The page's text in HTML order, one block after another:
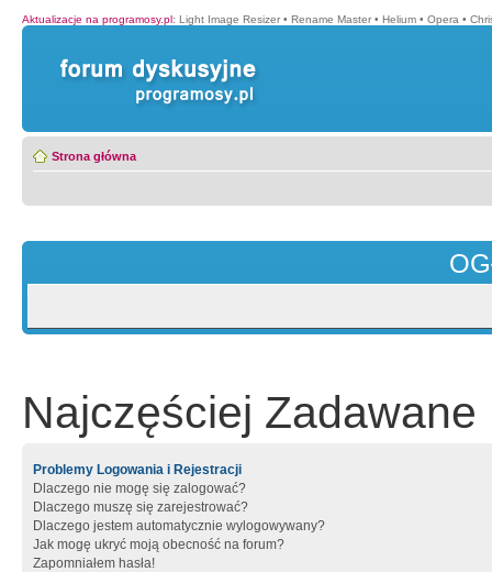
Aktualizacje na programosy.pl: Light Image Resizer • Rename Master • Helium • Opera •
Strona główna
Najczęściej Zadawane
Problemy Logowania i Rejestracji
Dlaczego nie mogę się zalogować?
Dlaczego muszę się zarejestrować?
Dlaczego jestem automatycznie wylogowywany?
Jak mogę ukryć moją obecność na forum?
Zapomniałem hasła!